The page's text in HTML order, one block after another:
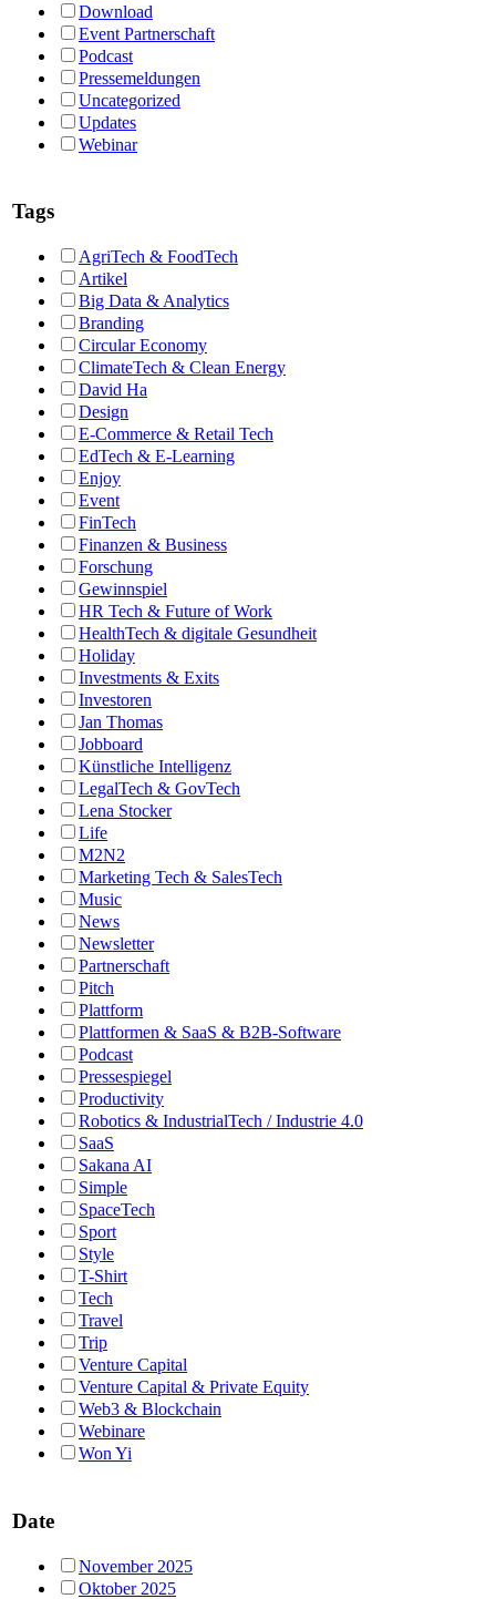
Download
Event Partnerschaft
Podcast
Pressemeldungen
Uncategorized
Updates
Webinar
Tags
AgriTech & FoodTech
Artikel
Big Data & Analytics
Branding
Circular Economy
ClimateTech & Clean Energy
David Ha
Design
E-Commerce & Retail Tech
EdTech & E-Learning
Enjoy
Event
FinTech
Finanzen & Business
Forschung
Gewinnspiel
HR Tech & Future of Work
HealthTech & digitale Gesundheit
Holiday
Investments & Exits
Investoren
Jan Thomas
Jobboard
Künstliche Intelligenz
LegalTech & GovTech
Lena Stocker
Life
M2N2
Marketing Tech & SalesTech
Music
News
Newsletter
Partnerschaft
Pitch
Plattform
Plattformen & SaaS & B2B-Software
Podcast
Pressespiegel
Productivity
Robotics & IndustrialTech / Industrie 4.0
SaaS
Sakana AI
Simple
SpaceTech
Sport
Style
T-Shirt
Tech
Travel
Trip
Venture Capital
Venture Capital & Private Equity
Web3 & Blockchain
Webinare
Won Yi
Date
November 2025
Oktober 2025